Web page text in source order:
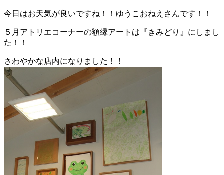
今日はお天気が良いですね！！ゆうこおねえさんです！！
５月アトリエコーナーの額縁アートは『きみどり』にしまし
た！！
さわやかな店内になりました！！